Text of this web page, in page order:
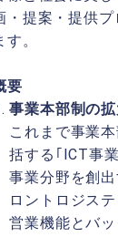
・提案・提供
す。
要
事業本部制の
これまで事業
括する｢ICT事
事業分野を創
ロントロジス
営業機能とバ